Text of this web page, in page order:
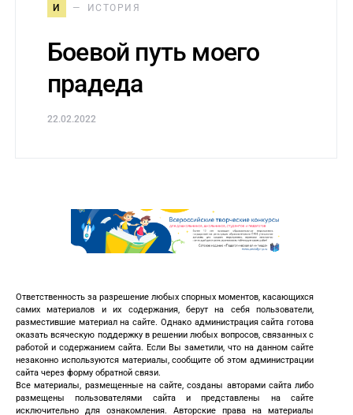
И ИСТОРИЯ
Боевой путь моего
прадеда
22.02.2022
Ответственность за разрешение любых спорных моментов, касающихся
самих материалов и их содержания, берут на себя пользователи,
разместившие материал на сайте. Однако администрация сайта готова
оказать всяческую поддержку в решении любых вопросов, связанных с
работой и содержанием сайта. Если Вы заметили, что на данном сайте
незаконно используются материалы, сообщите об этом администрации
сайта через форму обратной связи.
Все материалы, размещенные на сайте, созданы авторами сайта либо
размещены пользователями сайта и представлены на сайте
исключительно для ознакомления. Авторские права на материалы